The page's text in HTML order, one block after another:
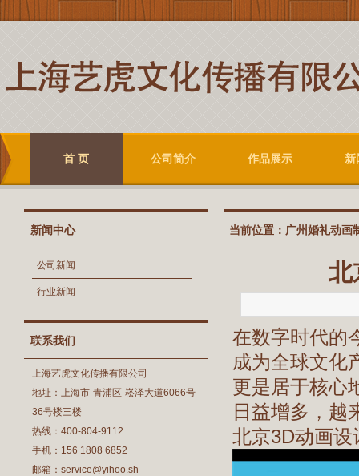
首 页 公司简介 作品展示 新
新闻中心
公司新闻
行业新闻
联系我们
上海艺虎文化传播有限公司
地址：上海市-青浦区-崧泽大道6066号
36号楼三楼
热线：400-804-9112
手机：156 1808 6852
邮箱：service@yihoo.sh
当前位置： 广州婚礼动画
北
在数字时代的
成为全球文化
更是居于核心
日益增多，越
北京3D动画